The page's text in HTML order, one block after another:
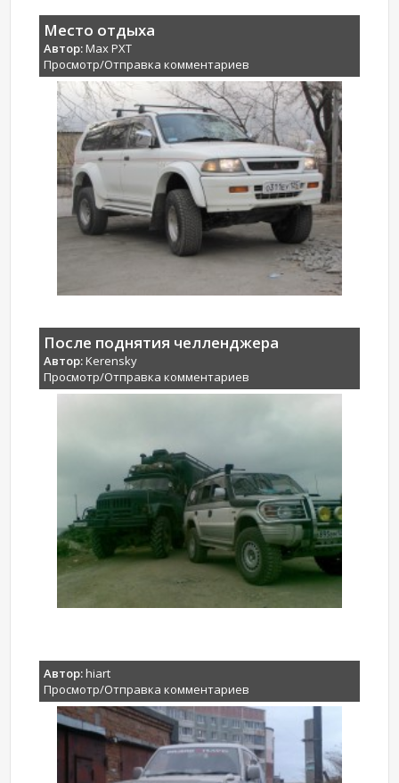
Место отдыха
Автор:Max PXT
Просмотр/Отправка комментариев
После поднятия челленджера
Автор:Kerensky
Просмотр/Отправка комментариев
Автор:hiart
Просмотр/Отправка комментариев